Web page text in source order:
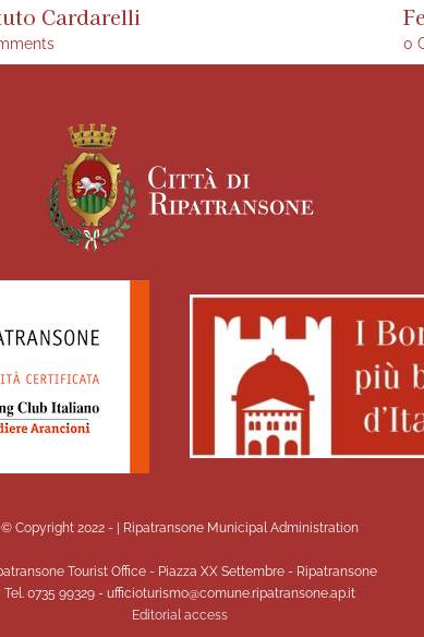
Cardarelli
0
© Copyright 2022 - | Ripatransone Municipal Administration
Tourist Office - Piazza XX Settembre - Ripatransone
Tel. 0735 99329 - ufficioturismo@comune.ripatransone.ap.it
Editorial access